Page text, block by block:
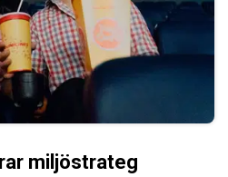
miljöstrateg